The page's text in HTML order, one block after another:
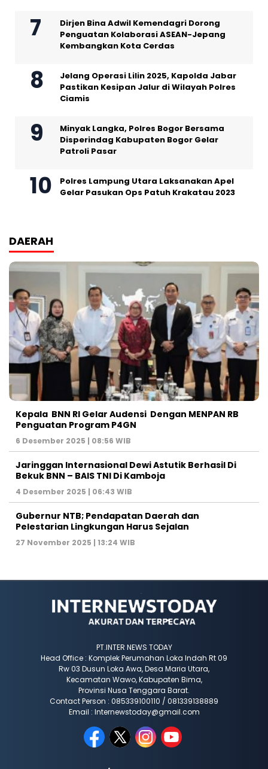
Dirjen Bina Adwil Kemendagri Dorong
Penguatan Kolaborasi ASEAN-Jepang
Kembangkan Kota Cerdas
Jelang Operasi Lilin 2025, Kapolda Jabar
Pastikan Kesipan Jalur di Wilayah Polres
Ciamis
Minyak Langka, Polres Bogor Bersama
Disperindag Kabupaten Bogor Gelar
Patroli Pasar
Polres Lampung Utara Laksanakan Apel
Gelar Pasukan Ops Patuh Krakatau 2023
DAERAH
Kepala BNN RI Gelar Audensi Dengan MENPAN RB
Penguatan Program P4GN
6 Desember 2025 | 08:56 WIB
Jaringgan Internasional Dewi Astutik Berhasil Di
Bekuk BNN – BAIS TNI Di Kamboja
4 Desember 2025 | 06:43 WIB
Gubernur NTB; Pendapatan Daerah dan
Pelestarian Lingkungan Harus Sejalan
27 November 2025 | 13:24 WIB
PT.INTER NEWS TODAY
Head Office : Komplek Perumahan Loka Indah Rt 09
Rw 03 Dusun Loka Awa, Desa Maria Utara,
Kecamatan Wawo, Kabupaten Bima,
Provinsi Nusa Tenggara Barat.
Contact Person : 085339100110 / 081339138889
Email : Internewstoday@gmail.com